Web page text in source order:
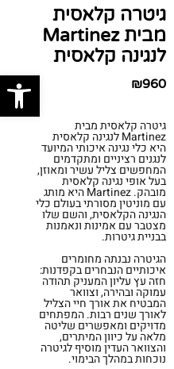
גיטרה קלאסית
מבית Martinez
לנגינה קלאסית
₪960
גיטרה קלאסית מבית
Martinez לנגינה קלאסית
היא כלי נגינה איכותי המיועד
לנגנים רציניים ומתקדמים
המחפשים צליל עשיר ומאוזן,
בעל אופי נגינה קלאסית
מובהק. Martinez היא מותג
עם מוניטין מסורתי בעולם כלי
הנגינה הקלאסית, והשם שלו
מצטבר עם אמינות ונאמנות
בבניית גיטרות.
הגיטרה נבנתה מחומרים
איכותיים הנבחרים בקפדנות:
חזה עץ עליון המעניק תהודה
עמוקה ובהירה, וצוואר
המבטיח את אורך חיי הצליל
לאורך שנים רבות. המפתחים
מדויקים ומאפשרים שליטה
מלאה על כיוון המיתרים,
והצוואר העדין מוסיף לגיטרה
נוכחות במהלך הבימוי.
פתח